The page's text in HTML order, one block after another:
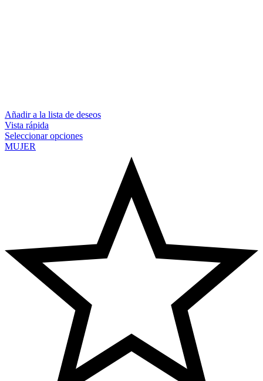
Añadir a la lista de deseos
Vista rápida
Seleccionar opciones
MUJER